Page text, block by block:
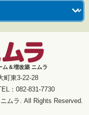
ム＆増改築 ニムラ
町東3-22-28
：082-831-7730
ムラ. All Rights Reserved.